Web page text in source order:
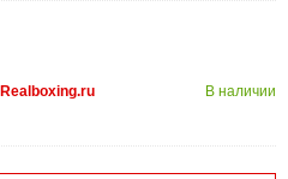
В наличии